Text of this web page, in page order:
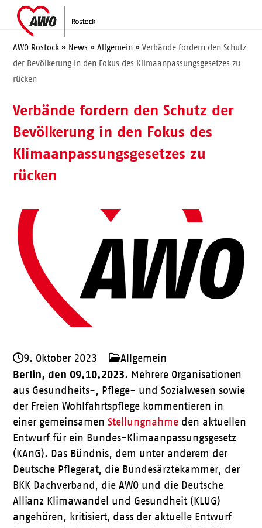
content
Open
mobile
menu
Close
mobile
menu
AWO Rostock » News »Allgemein »Verbände fordern den Schutz
der Bevölkerung in den Fokus des Klimaanpassungsgesetzes zu
rücken
Verbände fordern den Schutz der
Bevölkerung in den Fokus des
Klimaanpassungsgesetzes zu
rücken
9. Oktober 2023 Allgemein
Berlin, den 09.10.2023. Mehrere Organisationen
aus Gesundheits-, Pflege- und Sozialwesen sowie
der Freien Wohlfahrtspflege kommentieren in
einer gemeinsamen Stellungnahme den aktuellen
Entwurf für ein Bundes-Klimaanpassungsgesetz
(KAnG). Das Bündnis, dem unter anderem der
Deutsche Pflegerat, die Bundesärztekammer, der
BKK Dachverband, die AWO und die Deutsche
Allianz Klimawandel und Gesundheit (KLUG)
angehören, kritisiert, dass der aktuelle Entwurf